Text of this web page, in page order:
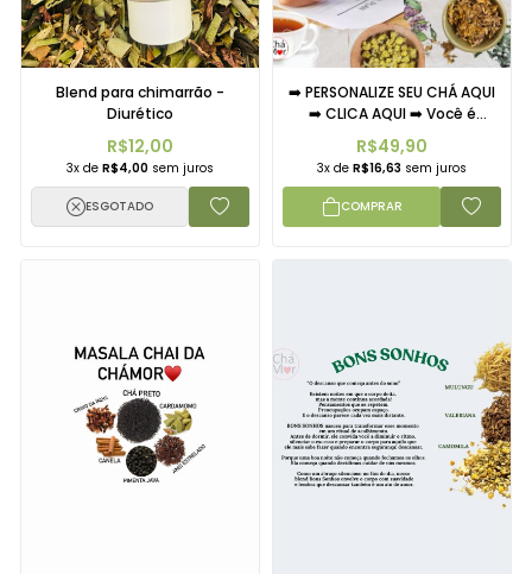
Blend para chimarrão -
Diurético
R$12,00
3x de R$4,00 sem juros
ESGOTADO
➡️ PERSONALIZE SEU CHÁ AQUI
➡️ CLICA AQUI ➡️ Você é
NUTRICIONISTA? MÉDICO? ou
qualquer outro profissional
de saúde?
R$49,90
3x de R$16,63 sem juros
COMPRAR